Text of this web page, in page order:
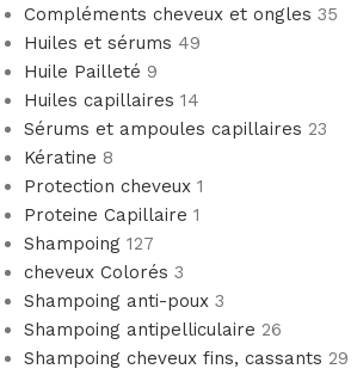
Compléments cheveux et ongles 35
Huiles et sérums 49
Huile Pailleté 9
Huiles capillaires 14
Sérums et ampoules capillaires 23
Kératine 8
Protection cheveux 1
Proteine Capillaire 1
Shampoing 127
cheveux Colorés 3
Shampoing anti-poux 3
Shampoing antipelliculaire 26
Shampoing cheveux fins, cassants 29